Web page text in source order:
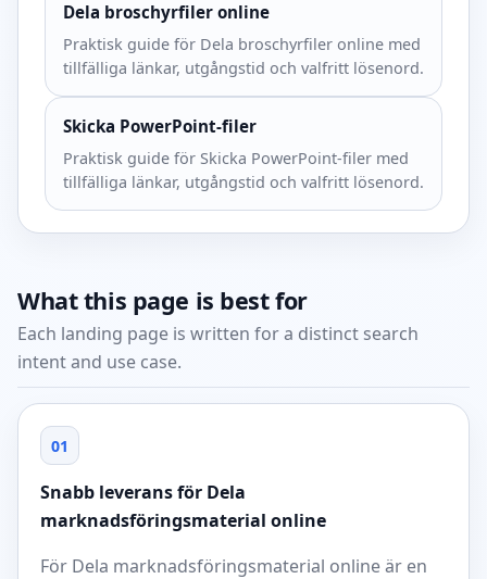
Dela broschyrfiler online
Praktisk guide för Dela broschyrfiler online med
tillfälliga länkar, utgångstid och valfritt lösenord.
Skicka PowerPoint-filer
Praktisk guide för Skicka PowerPoint-filer med
tillfälliga länkar, utgångstid och valfritt lösenord.
What this page is best for
Each landing page is written for a distinct search
intent and use case.
01
Snabb leverans för Dela
marknadsföringsmaterial online
För Dela marknadsföringsmaterial online är en